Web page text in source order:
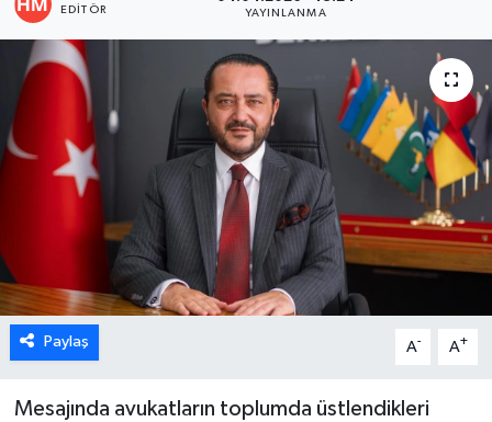
EDITÖR YAYINLANMA
Paylaş A- A+
Mesajında avukatların toplumda üstlendikleri
MAGAZİN
ÖZEL HABER
DTO
RESMİ REKLAM